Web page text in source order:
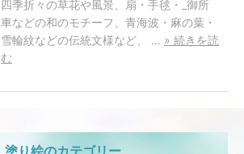
四季折々の草花や風景、扇・手毬・_御所
車などの和のモチーフ、青海波・麻の葉・
雪輪紋などの伝統文様など、 … » 続きを読
む
塗り絵のカテゴリー